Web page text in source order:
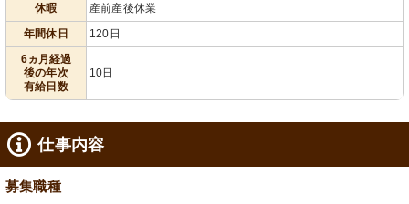
休暇
産前産後休業
年間休日
120日
6ヵ月経過
後の年次
有給日数
10日
仕事内容
募集職種